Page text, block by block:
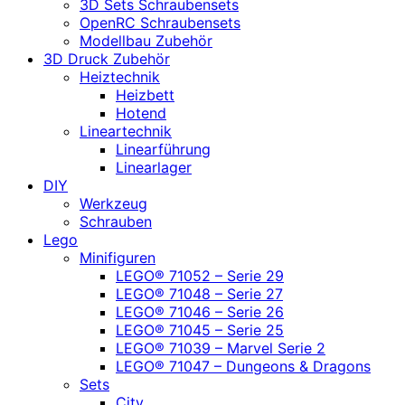
3D Sets Schraubensets
OpenRC Schraubensets
Modellbau Zubehör
3D Druck Zubehör
Heiztechnik
Heizbett
Hotend
Lineartechnik
Linearführung
Linearlager
DIY
Werkzeug
Schrauben
Lego
Minifiguren
LEGO® 71052 – Serie 29
LEGO® 71048 – Serie 27
LEGO® 71046 – Serie 26
LEGO® 71045 – Serie 25
LEGO® 71039 – Marvel Serie 2
LEGO® 71047 – Dungeons & Dragons
Sets